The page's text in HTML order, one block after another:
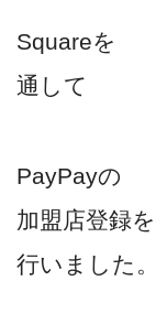
Squareを
通して
PayPayの
加盟店登録を
行いました。